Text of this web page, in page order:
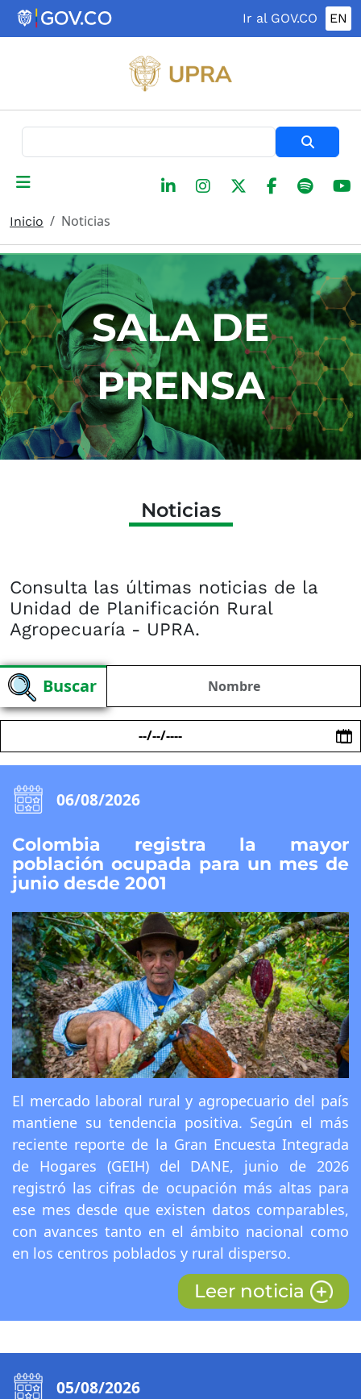
Pasar al contenido principal
Ir al GOV.CO EN
Inicio Noticias
SALA DE
PRENSA
Noticias
Consulta las últimas noticias de la
Unidad de Planificación Rural
Agropecuaría - UPRA.​​​
Buscar
06/08/2026
Colombia registra la mayor
población ocupada para un mes de
junio desde 2001
El mercado laboral rural y agropecuario del país
mantiene su tendencia positiva. Según el más
reciente reporte de la Gran Encuesta Integrada
de Hogares (GEIH) del DANE, junio de 2026
registró las cifras de ocupación más altas para
ese mes desde que existen datos comparables,
con avances tanto en el ámbito nacional como
en los centros poblados y rural disperso.
Leer noticia
05/08/2026